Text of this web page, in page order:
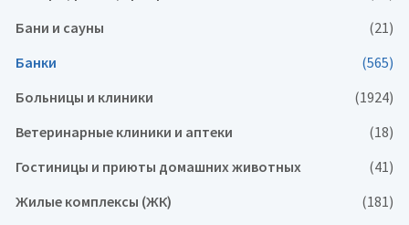
Бани и сауны
(21)
Банки
(565)
Больницы и клиники
(1924)
Ветеринарные клиники и аптеки
(18)
Гостиницы и приюты домашних животных
(41)
Жилые комплексы (ЖК)
(181)